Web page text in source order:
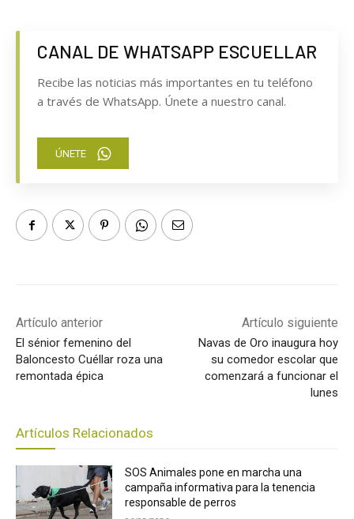
CANAL DE WHATSAPP ESCUELLAR
Recibe las noticias más importantes en tu teléfono
a través de WhatsApp. Únete a nuestro canal.
ÚNETE
Artículo anterior
El sénior femenino del
Baloncesto Cuéllar roza una
remontada épica
Artículo siguiente
Navas de Oro inaugura hoy
su comedor escolar que
comenzará a funcionar el
lunes
Artículos Relacionados
SOS Animales pone en marcha una
campaña informativa para la tenencia
responsable de perros